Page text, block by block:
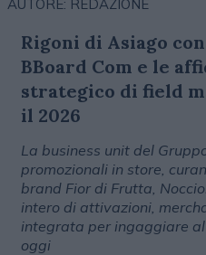
AUTORE: REDAZIONE
Rigoni di Asiago
BBoard Com e le
strategico di field
il 2026
La business unit del
promozionali in store,
brand Fior di Frutta,
intero di attivazioni,
integrata per ingaggiare
oggi